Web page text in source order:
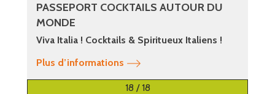
PASSEPORT COCKTAILS AUTOUR DU
MONDE
Viva Italia ! Cocktails & Spiritueux Italiens !
Plus d’informations
18 / 18